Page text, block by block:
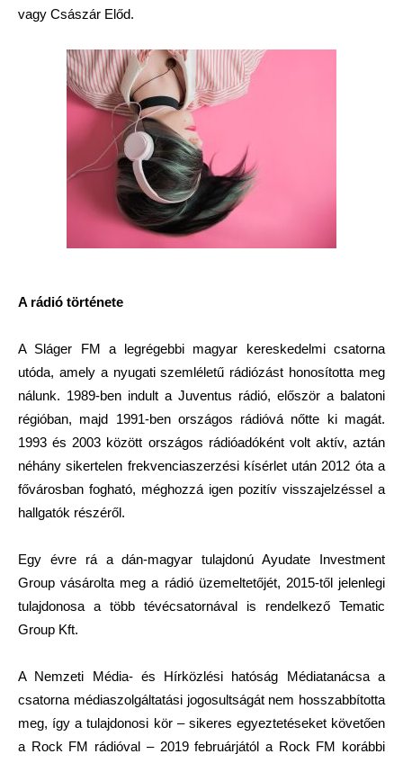
vagy Császár Előd.
A rádió története
A Sláger FM a legrégebbi magyar kereskedelmi csatorna
utóda, amely a nyugati szemléletű rádiózást honosította meg
nálunk. 1989-ben indult a Juventus rádió, először a balatoni
régióban, majd 1991-ben országos rádióvá nőtte ki magát.
1993 és 2003 között országos rádióadóként volt aktív, aztán
néhány sikertelen frekvenciaszerzési kísérlet után 2012 óta a
fővárosban fogható, méghozzá igen pozitív visszajelzéssel a
hallgatók részéről.
Egy évre rá a dán-magyar tulajdonú Ayudate Investment
Group vásárolta meg a rádió üzemeltetőjét, 2015-től jelenlegi
tulajdonosa a több tévécsatornával is rendelkező Tematic
Group Kft.
A Nemzeti Média- és Hírközlési hatóság Médiatanácsa a
csatorna médiaszolgáltatási jogosultságát nem hosszabbította
meg, így a tulajdonosi kör – sikeres egyeztetéseket követően
a Rock FM rádióval – 2019 februárjától a Rock FM korábbi